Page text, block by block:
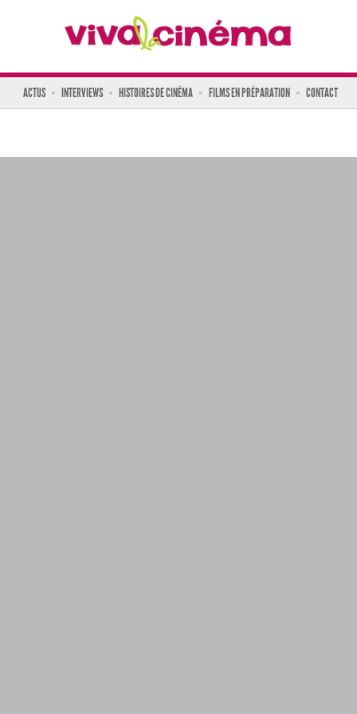
ACTUS INTERVIEWS HISTOIRES DE CINÉMA FILMS EN PRÉPARATION CONTACT